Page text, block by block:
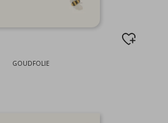
GOUDFOLIE